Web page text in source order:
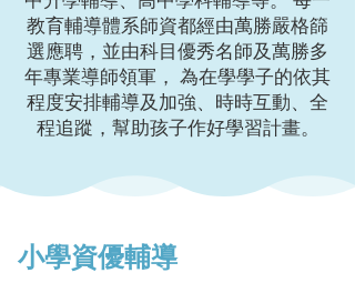
教育輔導體系師資都經由萬勝嚴格篩
選應聘，並由科目優秀名師及萬勝多
年專業導師領軍， 為在學學子的依其
程度安排輔導及加強、時時互動、全
程追蹤，幫助孩子作好學習計畫。
小學資優輔導